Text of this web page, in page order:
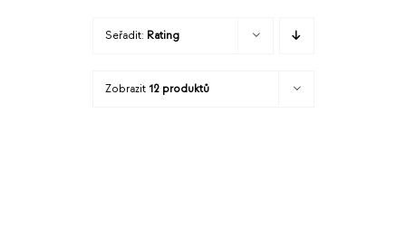
Seřadit: Rating
Zobrazit 12 produktů